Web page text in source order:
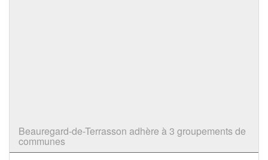
Beauregard-de-Terrasson adhère à 3 groupements de
communes